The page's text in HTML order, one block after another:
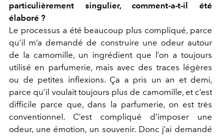
particulièrement singulier, comment-a-t-il été
élaboré ?
Le processus a été beaucoup plus compliqué, parce
qu’il m’a demandé de construire une odeur autour
de la camomille, un ingrédient que l’on a toujours
utilisé en parfumerie, mais avec des traces légères
ou de petites inflexions. Ça a pris un an et demi,
parce qu’il voulait toujours plus de camomille, et c’est
difficile parce que, dans la parfumerie, on est très
conventionnel. C’est compliqué d’imposer une
odeur, une émotion, un souvenir. Donc j’ai demandé